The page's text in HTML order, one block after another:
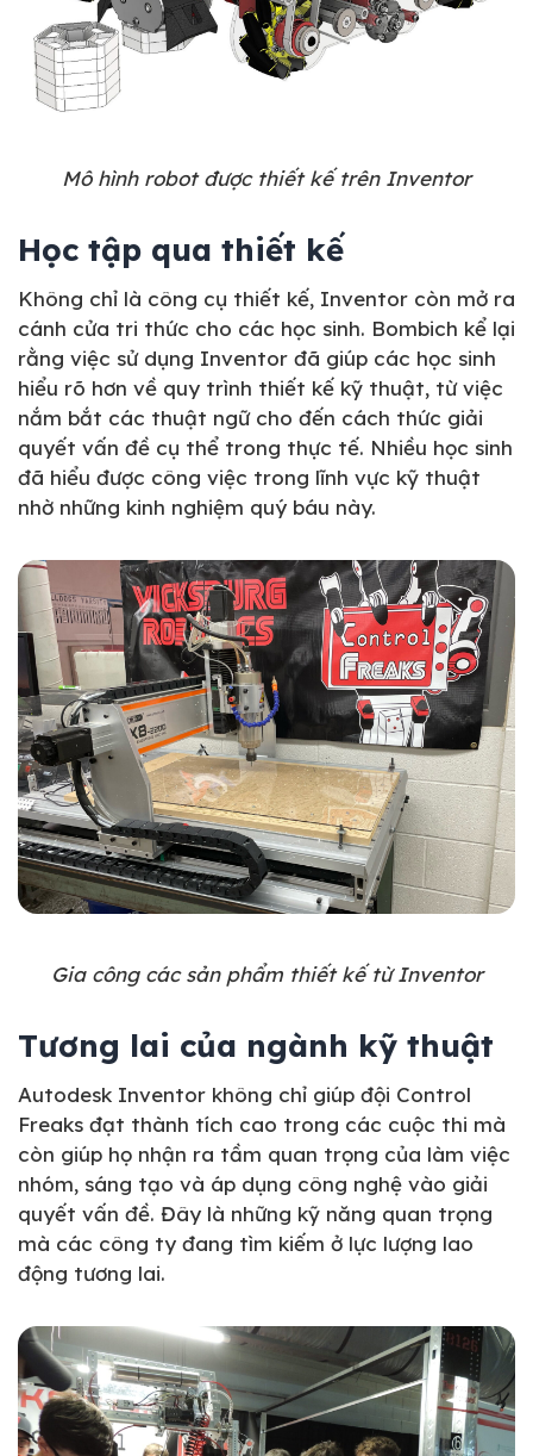
Mô hình robot được thiết kế trên Inventor
Học tập qua thiết kế
Không chỉ là công cụ thiết kế, Inventor còn mở ra
cánh cửa tri thức cho các học sinh. Bombich kể lại
rằng việc sử dụng Inventor đã giúp các học sinh
hiểu rõ hơn về quy trình thiết kế kỹ thuật, từ việc
nắm bắt các thuật ngữ cho đến cách thức giải
quyết vấn đề cụ thể trong thực tế. Nhiều học sinh
đã hiểu được công việc trong lĩnh vực kỹ thuật
nhờ những kinh nghiệm quý báu này.
Gia công các sản phẩm thiết kế từ Inventor
Tương lai của ngành kỹ thuật
Autodesk Inventor không chỉ giúp đội Control
Freaks đạt thành tích cao trong các cuộc thi mà
còn giúp họ nhận ra tầm quan trọng của làm việc
nhóm, sáng tạo và áp dụng công nghệ vào giải
quyết vấn đề. Đây là những kỹ năng quan trọng
mà các công ty đang tìm kiếm ở lực lượng lao
động tương lai.